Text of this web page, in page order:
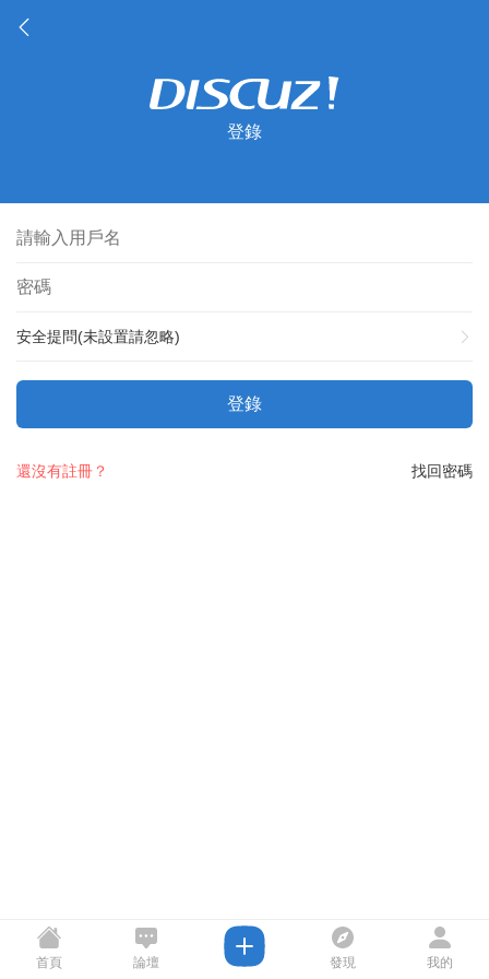
登錄
安全提問(未設置請忽略)
登錄
找回密碼
還沒有註冊？
首頁 論壇 發現 我的